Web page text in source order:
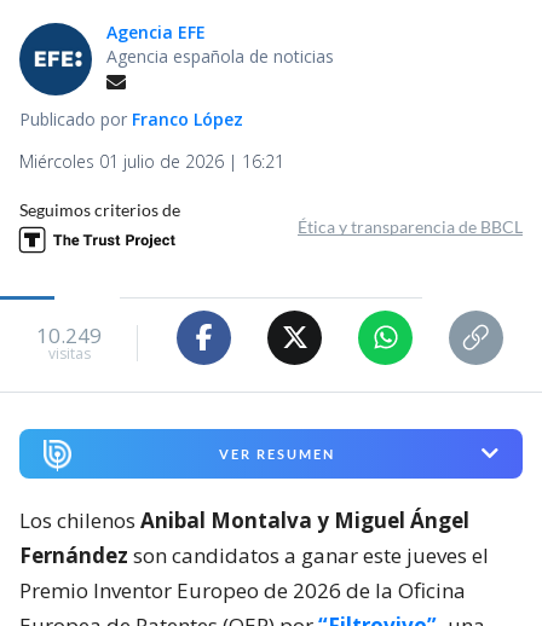
Agencia EFE
Agencia española de noticias
Publicado por Franco López
Miércoles 01 julio de 2026 | 16:21
Seguimos criterios de
Ética y transparencia de BBCL
10.249
visitas
VER RESUMEN
Los chilenos Anibal Montalva y Miguel Ángel
Fernández son candidatos a ganar este jueves el
Premio Inventor Europeo de 2026 de la Oficina